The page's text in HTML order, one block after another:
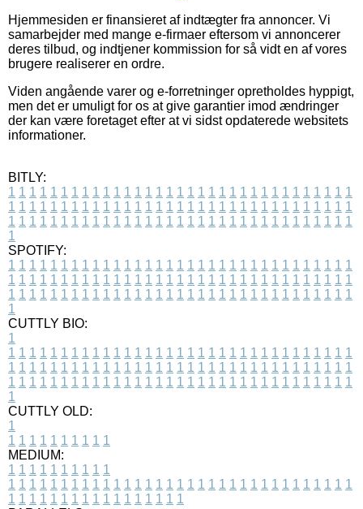
Hjemmesiden er finansieret af indtægter fra annoncer. Vi
samarbejder med mange e-firmaer eftersom vi annoncerer
deres tilbud, og indtjener kommission for så vidt en af vores
brugere realiserer en ordre.
Viden angående varer og e-forretninger opretholdes hyppigt,
men det er umuligt for os at give garantier imod ændringer
der kan være foretaget efter at vi sidst opdaterede websitets
informationer.
BITLY:
1 1 1 1 1 1 1 1 1 1 1 1 1 1 1 1 1 1 1 1 1 1 1 1 1 1 1 1 1 1 1 1 1
1 1 1 1 1 1 1 1 1 1 1 1 1 1 1 1 1 1 1 1 1 1 1 1 1 1 1 1 1 1 1 1 1
1 1 1 1 1 1 1 1 1 1 1 1 1 1 1 1 1 1 1 1 1 1 1 1 1 1 1 1 1 1 1 1 1
1
SPOTIFY:
1 1 1 1 1 1 1 1 1 1 1 1 1 1 1 1 1 1 1 1 1 1 1 1 1 1 1 1 1 1 1 1 1
1 1 1 1 1 1 1 1 1 1 1 1 1 1 1 1 1 1 1 1 1 1 1 1 1 1 1 1 1 1 1 1 1
1 1 1 1 1 1 1 1 1 1 1 1 1 1 1 1 1 1 1 1 1 1 1 1 1 1 1 1 1 1 1 1 1
1
CUTTLY BIO:
1
1 1 1 1 1 1 1 1 1 1 1 1 1 1 1 1 1 1 1 1 1 1 1 1 1 1 1 1 1 1 1 1 1
1 1 1 1 1 1 1 1 1 1 1 1 1 1 1 1 1 1 1 1 1 1 1 1 1 1 1 1 1 1 1 1 1
1 1 1 1 1 1 1 1 1 1 1 1 1 1 1 1 1 1 1 1 1 1 1 1 1 1 1 1 1 1 1 1 1
1
CUTTLY OLD:
1
1 1 1 1 1 1 1 1 1 1
MEDIUM:
1 1 1 1 1 1 1 1 1 1
1 1 1 1 1 1 1 1 1 1 1 1 1 1 1 1 1 1 1 1 1 1 1 1 1 1 1 1 1 1 1 1 1
1 1 1 1 1 1 1 1 1 1 1 1 1 1 1 1 1